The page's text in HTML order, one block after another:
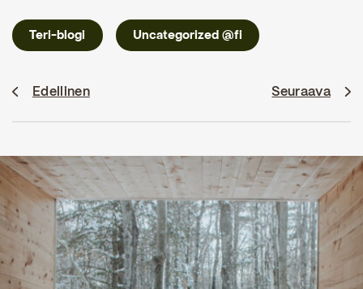
Teri-blogi Uncategorized @fi
Edellinen Seuraava